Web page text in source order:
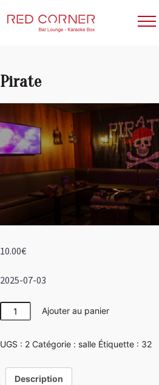
Pirate
10.00€
2025-07-03
quantité
de
Ajouter au panier
UGS : 2 Catégorie : salle Étiquette : 32
Description